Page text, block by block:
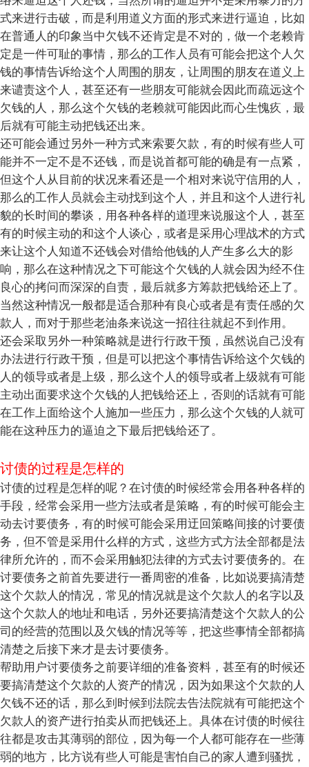
式来进行击破，而是利用道义方面的形式来进行逼迫，比如
在普通人的印象当中欠钱不还肯定是不对的，做一个老赖肯
定是一件可耻的事情，那么的工作人员有可能会把这个人欠
钱的事情告诉给这个人周围的朋友，让周围的朋友在道义上
来谴责这个人，甚至还有一些朋友可能就会因此而疏远这个
欠钱的人，那么这个欠钱的老赖就可能因此而心生愧疚，最
后就有可能主动把钱还出来。
还可能会通过另外一种方式来索要欠款，有的时候有些人可
能并不一定不是不还钱，而是说首都可能的确是有一点紧，
但这个人从目前的状况来看还是一个相对来说守信用的人，
那么的工作人员就会主动找到这个人，并且和这个人进行礼
貌的长时间的攀谈，用各种各样的道理来说服这个人，甚至
有的时候主动的和这个人谈心，或者是采用心理战术的方式
来让这个人知道不还钱会对借给他钱的人产生多么大的影
响，那么在这种情况之下可能这个欠钱的人就会因为经不住
良心的拷问而深深的自责，最后就多方筹款把钱给还上了。
当然这种情况一般都是适合那种有良心或者是有责任感的欠
款人，而对于那些老油条来说这一招往往就起不到作用。
还会采取另外一种策略就是进行行政干预，虽然说自己没有
办法进行行政干预，但是可以把这个事情告诉给这个欠钱的
人的领导或者是上级，那么这个人的领导或者上级就有可能
主动出面要求这个欠钱的人把钱给还上，否则的话就有可能
在工作上面给这个人施加一些压力，那么这个欠钱的人就可
能在这种压力的逼迫之下最后把钱给还了。
讨债的过程是怎样的
讨债的过程是怎样的呢？在讨债的时候经常会用各种各样的
手段，经常会采用一些方法或者是策略，有的时候可能会主
动去讨要债务，有的时候可能会采用迂回策略间接的讨要债
务，但不管是采用什么样的方式，这些方式方法全部都是法
律所允许的，而不会采用触犯法律的方式去讨要债务的。在
讨要债务之前首先要进行一番周密的准备，比如说要搞清楚
这个欠款人的情况，常见的情况就是这个欠款人的名字以及
这个欠款人的地址和电话，另外还要搞清楚这个欠款人的公
司的经营的范围以及欠钱的情况等等，把这些事情全部都搞
清楚之后接下来才是去讨要债务。
帮助用户讨要债务之前要详细的准备资料，甚至有的时候还
要搞清楚这个欠款的人资产的情况，因为如果这个欠款的人
欠钱不还的话，那么到时候到法院去告法院就有可能把这个
欠款人的资产进行拍卖从而把钱还上。具体在讨债的时候往
往都是攻击其薄弱的部位，因为每一个人都可能存在一些薄
弱的地方，比方说有些人可能是害怕自己的家人遭到骚扰，